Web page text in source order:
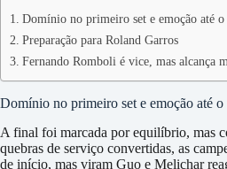
Domínio no primeiro set e emoção até
Preparação para Roland Garros
Fernando Romboli é vice, mas alcança
Domínio no primeiro set e emoção até
A final foi marcada por equilíbrio, mas
quebras de serviço convertidas, as
de início, mas viram Guo e Melichar